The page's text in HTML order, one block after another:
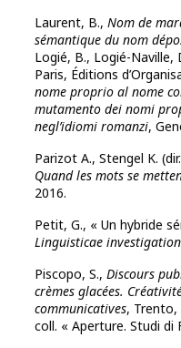
Laurent, B., Nom de
sémantique du nom
Logié, B., Logié-Naville,
Paris, Éditions
nome proprio al nome
mutamento dei nomi
negl’idiomi romanzi,
Parizot A., Stengel K.
Quand les mots se
2016.
Petit, G., « Un hybride
Linguisticae
Piscopo, S., Discours
crèmes glacées.
communicatives, Trento,
coll. « Aperture. Studi di